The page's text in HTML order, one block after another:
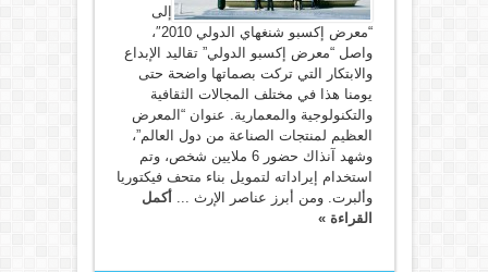
إلى
“معرض إكسبو شنغهاي الدولي 2010″،
واصل “معرض إكسبو الدولي” تقاليد الإبداع
والابتكار التي تركت بصماتها واضحة حتى
يومنا هذا في مختلف المجالات الثقافية
والتكنولوجية والمعمارية. عنوان “المعرض
العظيم لمنتجات الصناعة من دول العالم”،
وشهد آنذاك حضور 6 ملايين شخص، وتم
استخدام إيراداته لتمويل بناء متحف فيكتوريا
وألبرت. ومن أبرز عناصر الإرث ... أكمل
القراءة »